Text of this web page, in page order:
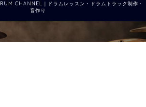
CHANNEL｜ドラムレッスン・ドラムトラック制作・
音作り